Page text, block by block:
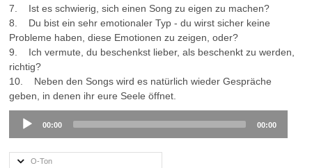
7. Ist es schwierig, sich einen Song zu eigen zu machen?
8. Du bist ein sehr emotionaler Typ - du wirst sicher keine
Probleme haben, diese Emotionen zu zeigen, oder?
9. Ich vermute, du beschenkst lieber, als beschenkt zu werden,
richtig?
10. Neben den Songs wird es natürlich wieder Gespräche
geben, in denen ihr eure Seele öffnet.
Audio
Player
00:00 00:00
O-Ton